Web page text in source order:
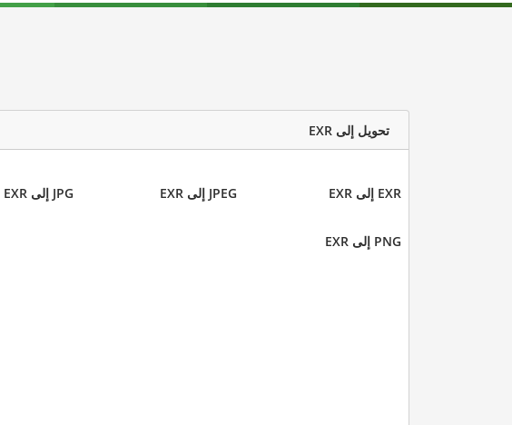
تحويل إلى EXR
EXR إلى EXR JPEG إلى EXR JPG إلى EXR
PNG إلى EXR